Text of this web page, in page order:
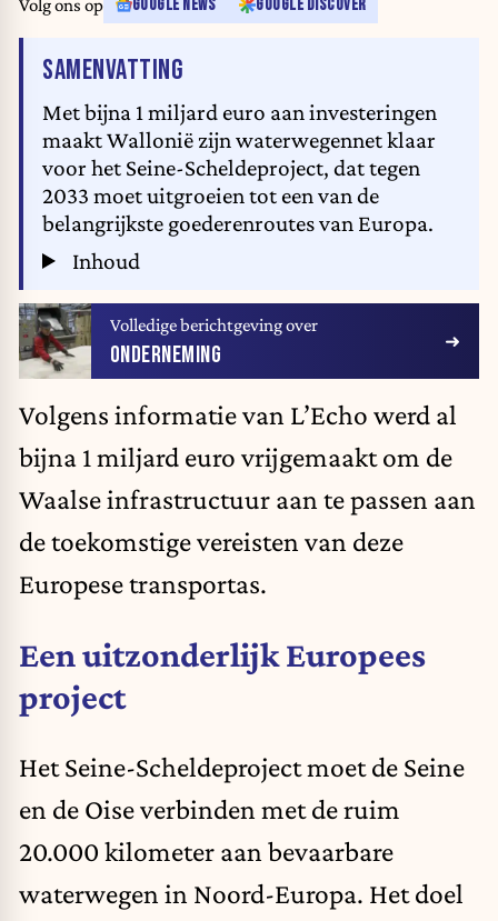
Volg ons op GOOGLE NEWS GOOGLE DISCOVER
SAMENVATTING
Met bijna 1 miljard euro aan investeringen
maakt Wallonië zijn waterwegennet klaar
voor het Seine-Scheldeproject, dat tegen
2033 moet uitgroeien tot een van de
belangrijkste goederenroutes van Europa.
Inhoud
Volledige berichtgeving over
ONDERNEMING
Volgens informatie van L’Echo werd al
bijna 1 miljard euro vrijgemaakt om de
Waalse infrastructuur aan te passen aan
de toekomstige vereisten van deze
Europese transportas.
Een uitzonderlijk Europees
project
Het Seine-Scheldeproject moet de Seine
en de Oise verbinden met de ruim
20.000 kilometer aan bevaarbare
waterwegen in Noord-Europa. Het doel